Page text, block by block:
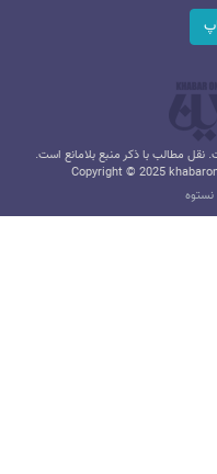
مطالب با ذکر منبع بلامانع است.
Copyright © 2025